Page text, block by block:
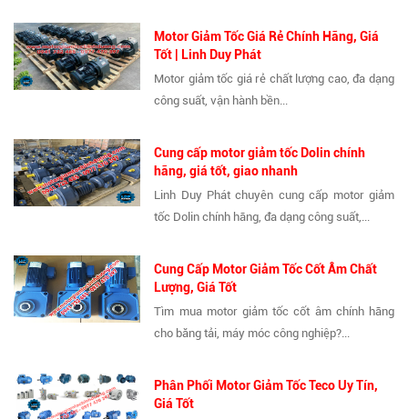
Motor Giảm Tốc Giá Rẻ Chính Hãng, Giá
Tốt | Linh Duy Phát
Motor giảm tốc giá rẻ chất lượng cao, đa dạng
công suất, vận hành bền...
Cung cấp motor giảm tốc Dolin chính
hãng, giá tốt, giao nhanh
Linh Duy Phát chuyên cung cấp motor giảm
tốc Dolin chính hãng, đa dạng công suất,...
Cung Cấp Motor Giảm Tốc Cốt Âm Chất
Lượng, Giá Tốt
Tìm mua motor giảm tốc cốt âm chính hãng
cho băng tải, máy móc công nghiệp?...
Phân Phối Motor Giảm Tốc Teco Uy Tín,
Giá Tốt